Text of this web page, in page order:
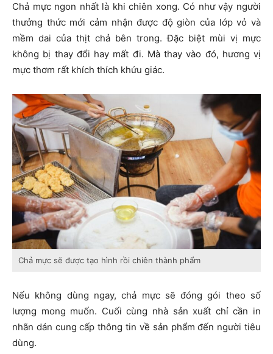
Chả mực ngon nhất là khi chiên xong. Có như vậy người
thưởng thức mới cảm nhận được độ giòn của lớp vỏ và
mềm dai của thịt chả bên trong. Đặc biệt mùi vị mực
không bị thay đổi hay mất đi. Mà thay vào đó, hương vị
mực thơm rất khích thích khứu giác.
Chả mực sẽ được tạo hình rồi chiên thành phẩm
Nếu không dùng ngay, chả mực sẽ đóng gói theo số
lượng mong muốn. Cuối cùng nhà sản xuất chỉ cần in
nhãn dán cung cấp thông tin về sản phẩm đến người tiêu
dùng.